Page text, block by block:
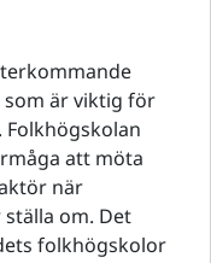
är viktig för
att möta
när
om. Det
folkhögskolor